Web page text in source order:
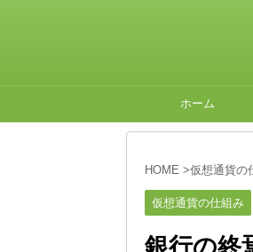
ホーム
HOME >仮想通貨の
仮想通貨の仕組み